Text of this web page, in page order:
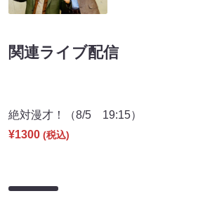
関連ライブ配信
絶対漫才！（8/5 19:15）
¥1300 (税込)